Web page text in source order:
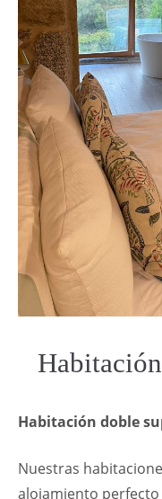
Habitación doble
Nuestras
alojamiento